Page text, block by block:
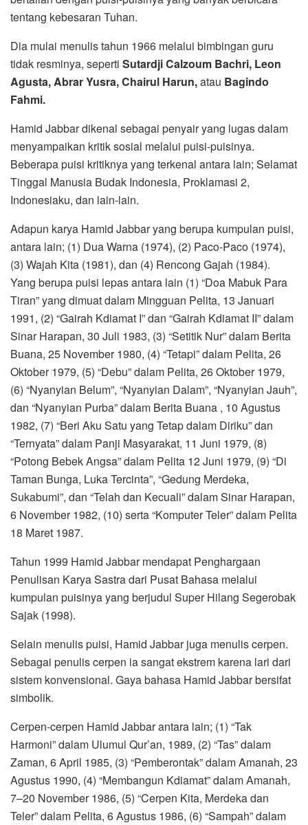
tentang kebesaran Tuhan.
Dia mulai menulis tahun 1966 melalui bimbingan guru
tidak resminya, seperti Sutardji Calzoum Bachri, Leon
Agusta, Abrar Yusra, Chairul Harun,atau Bagindo
Fahmi.
Hamid Jabbar dikenal sebagai penyair yang lugas dalam
menyampaikan kritik sosial melalui puisi-puisinya.
Beberapa puisi kritiknya yang terkenal antara lain; Selamat
Tinggal Manusia Budak Indonesia, Proklamasi 2,
Indonesiaku, dan lain-lain.
Adapun karya Hamid Jabbar yang berupa kumpulan puisi,
antara lain; (1) Dua Warna (1974), (2) Paco-Paco (1974),
(3) Wajah Kita (1981), dan (4) Rencong Gajah (1984).
Yang berupa puisi lepas antara lain (1) “Doa Mabuk Para
Tiran” yang dimuat dalam Mingguan Pelita, 13 Januari
1991, (2) “Gairah Kdiamat I” dan “Gairah Kdiamat II” dalam
Sinar Harapan, 30 Juli 1983, (3) “Setitik Nur” dalam Berita
Buana, 25 November 1980, (4) “Tetapi” dalam Pelita, 26
Oktober 1979, (5) “Debu” dalam Pelita, 26 Oktober 1979,
(6) “Nyanyian Belum”, “Nyanyian Dalam”, “Nyanyian Jauh”,
dan “Nyanyian Purba” dalam Berita Buana , 10 Agustus
1982, (7) “Beri Aku Satu yang Tetap dalam Diriku” dan
“Ternyata” dalam Panji Masyarakat, 11 Juni 1979, (8)
“Potong Bebek Angsa” dalam Pelita 12 Juni 1979, (9) “Di
Taman Bunga, Luka Tercinta”, “Gedung Merdeka,
Sukabumi”, dan “Telah dan Kecuali” dalam Sinar Harapan,
6 November 1982, (10) serta “Komputer Teler” dalam Pelita
18 Maret 1987.
Tahun 1999 Hamid Jabbar mendapat Penghargaan
Penulisan Karya Sastra dari Pusat Bahasa melalui
kumpulan puisinya yang berjudul Super Hilang Segerobak
Sajak (1998).
Selain menulis puisi, Hamid Jabbar juga menulis cerpen.
Sebagai penulis cerpen ia sangat ekstrem karena lari dari
sistem konvensional. Gaya bahasa Hamid Jabbar bersifat
simbolik.
Cerpen-cerpen Hamid Jabbar antara lain; (1) “Tak
Harmoni” dalam Ulumul Qur’an, 1989, (2) “Tas” dalam
Zaman, 6 April 1985, (3) “Pemberontak” dalam Amanah, 23
Agustus 1990, (4) “Membangun Kdiamat” dalam Amanah,
7–20 November 1986, (5) “Cerpen Kita, Merdeka dan
Teler” dalam Pelita, 6 Agustus 1986, (6) “Sampah” dalam